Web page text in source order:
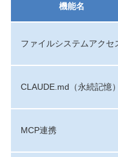
機能名
ファイルシステムアクセ
CLAUDE.md（永続記憶）
MCP連携